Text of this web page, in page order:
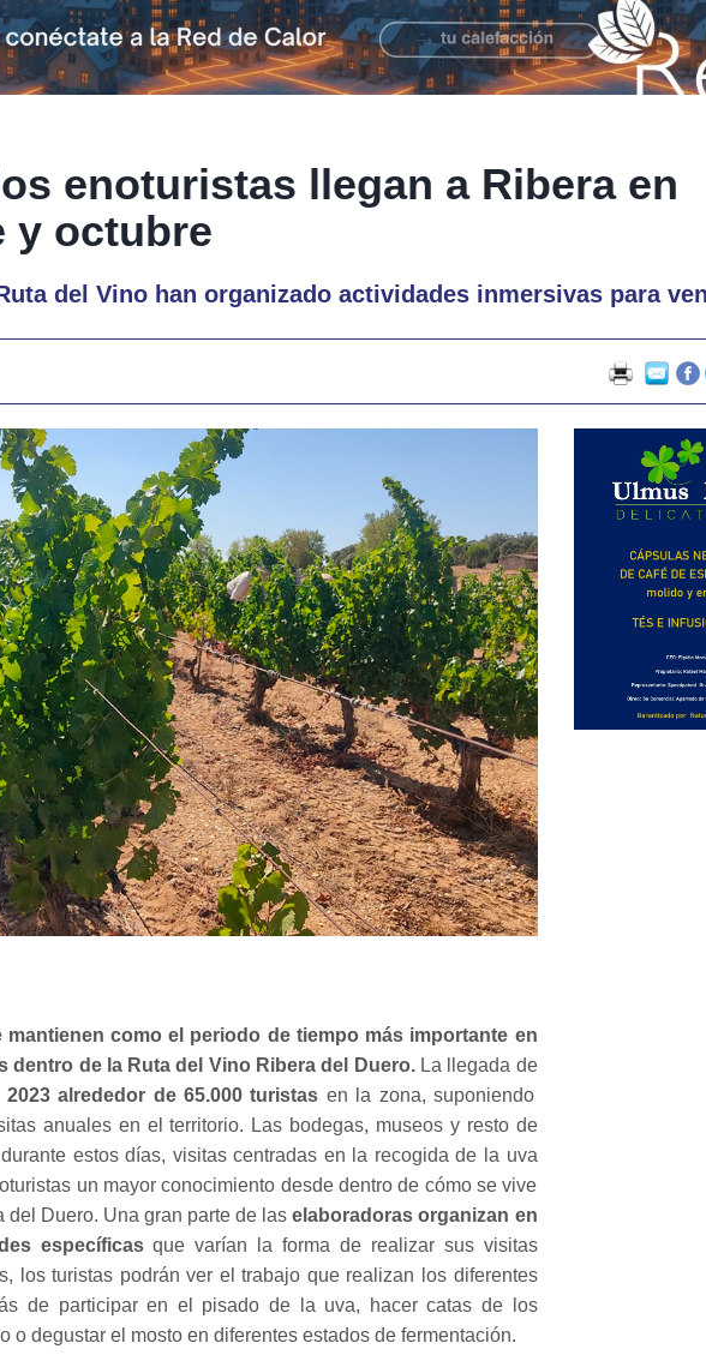
enoturistas llegan a Ribera en
y octubre
del Vino han organizado actividades inmersivas para
como el periodo de tiempo más importante en
dentro de la Ruta del Vino Ribera del Duero.La llegada de
alrededor de 65.000 turistas en la zona, suponiendo
anuales en el territorio. Las bodegas, museos y resto de
estos días, visitas centradas en la recogida de la uva
un mayor conocimiento desde dentro de cómo se vive
del Duero. Una gran parte de las elaboradoras organizan en
específicasque varían la forma de realizar sus visitas
los turistas podrán ver el trabajo que realizan los diferentes
de participar en el pisado de la uva, hacer catas de los
o degustar el mosto en diferentes estados de fermentación.